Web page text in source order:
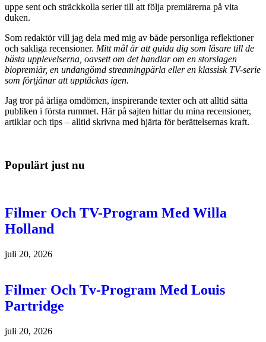
uppe sent och sträckkolla serier till att följa premiärerna på vita
duken.
Som redaktör vill jag dela med mig av både personliga reflektioner
och sakliga recensioner. Mitt mål är att guida dig som läsare till de
bästa upplevelserna, oavsett om det handlar om en storslagen
biopremiär, en undangömd streamingpärla eller en klassisk TV-serie
som förtjänar att upptäckas igen.
Jag tror på ärliga omdömen, inspirerande texter och att alltid sätta
publiken i första rummet. Här på sajten hittar du mina recensioner,
artiklar och tips – alltid skrivna med hjärta för berättelsernas kraft.
Populärt just nu
Filmer Och TV-Program Med Willa
Holland
juli 20, 2026
Filmer Och Tv-Program Med Louis
Partridge
juli 20, 2026